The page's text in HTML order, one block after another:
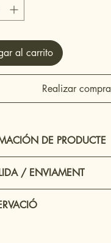
al carrito
Realizar compra
DE PRODUCTE
/ ENVIAMENT
en un temps 24h